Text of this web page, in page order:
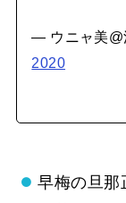
— ウニャ美@
2020
早梅の旦那